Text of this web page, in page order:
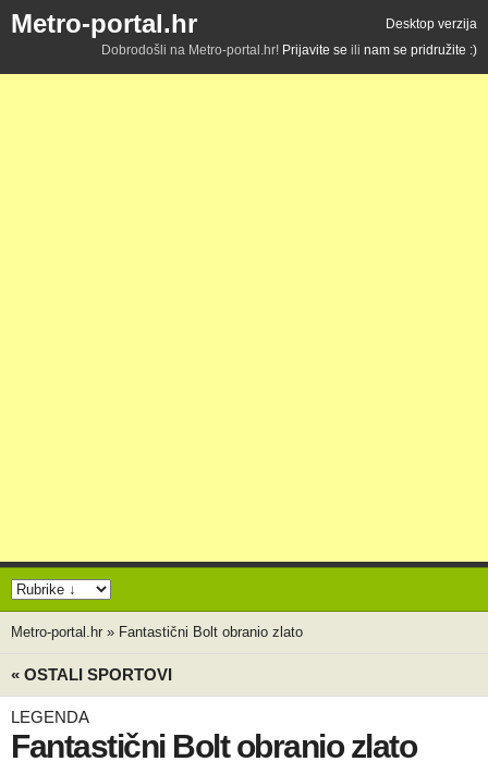
Metro-portal.hr
Desktop verzija
Dobrodošli na Metro-portal.hr! Prijavite se ili nam se pridružite :)
Metro-portal.hr » Fantastični Bolt obranio zlato
« OSTALI SPORTOVI
LEGENDA
Fantastični Bolt obranio zlato